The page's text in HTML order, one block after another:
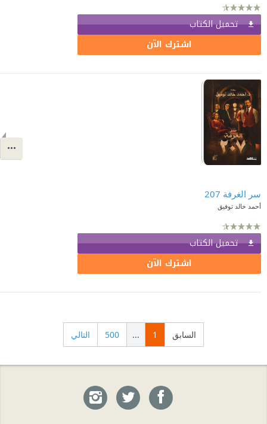
تحميل الكتاب
اشترك الآن
سر الغرفة 207
أحمد خالد توفيق
تحميل الكتاب
اشترك الآن
السابق 1
...
500 التالي